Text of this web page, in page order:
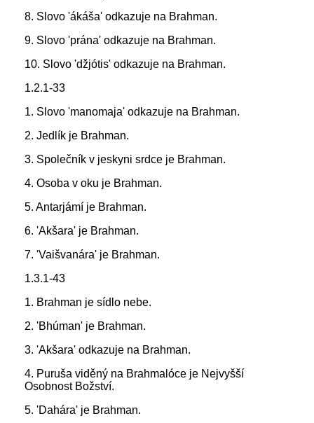
8. Slovo 'ákáša' odkazuje na Brahman.
9. Slovo 'prána' odkazuje na Brahman.
10. Slovo 'džjótis' odkazuje na Brahman.
1.2.1-33
1. Slovo 'manomaja' odkazuje na Brahman.
2. Jedlík je Brahman.
3. Společník v jeskyni srdce je Brahman.
4. Osoba v oku je Brahman.
5. Antarjámí je Brahman.
6. 'Akšara' je Brahman.
7. 'Vaišvanára' je Brahman.
1.3.1-43
1. Brahman je sídlo nebe.
2. 'Bhúman' je Brahman.
3. 'Akšara' odkazuje na Brahman.
4. Puruša viděný na Brahmalóce je Nejvyšší
Osobnost Božství.
5. 'Dahára' je Brahman.